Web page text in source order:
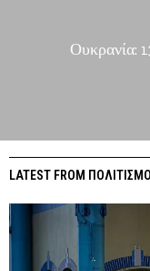
Ουκρανία:
LATEST FROM